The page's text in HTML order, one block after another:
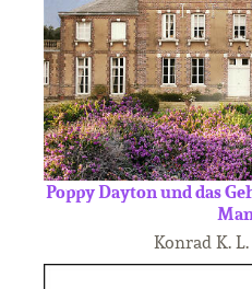
Poppy Dayton und das
Konrad K.